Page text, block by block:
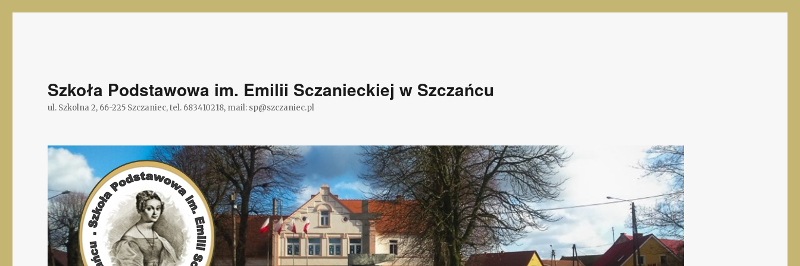
Szkoła Podstawowa im. Emilii Sczanieckiej w Szczańcu
ul. Szkolna 2, 66-225 Szczaniec, tel. 683410218, mail: sp@szczaniec.pl